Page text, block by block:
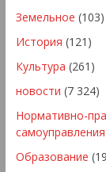
Земельное (103)
История (121)
Культура (261)
новости (7 324)
Нормативно-
самоуправления
Образование